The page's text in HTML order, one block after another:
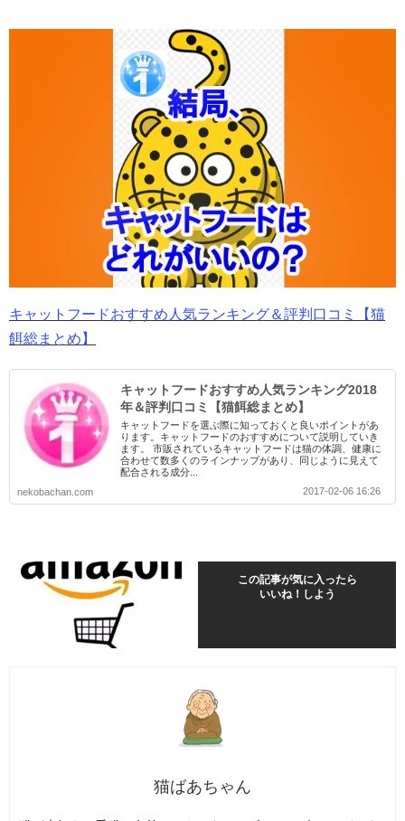
キャットフードおすすめ人気ランキング＆評判口コミ【猫
餌総まとめ】
キャットフードおすすめ人気ランキング2018
年＆評判口コミ【猫餌総まとめ】
キャットフードを選ぶ際に知っておくと良いポイントがあ
ります。キャットフードのおすすめについて説明していき
ます。 市販されているキャットフードは猫の体調、健康に
合わせて数多くのラインナップがあり、同じように見えて
配合される成分...
nekobachan.com
2017-02-06 16:26
この記事が気に入ったら
いいね！しよう
猫ばあちゃん